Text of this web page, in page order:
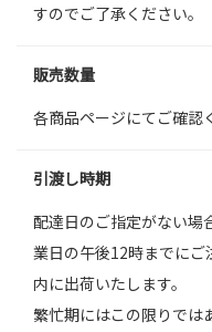
すのでご了承ください。
販売数量
各商品ページにてご確認
引渡し時期
配達日のご指定がない場
業日の午後12時までにご
内に出荷いたします。
繁忙期にはこの限りでは